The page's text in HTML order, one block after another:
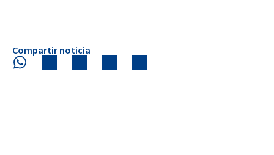
Compartir noticia